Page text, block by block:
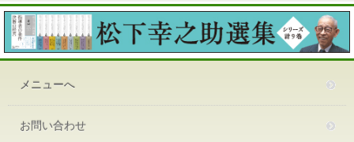
メニューへ
お問い合わせ